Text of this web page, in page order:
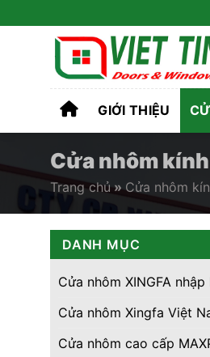
to
GIỚI THIỆU
Cửa nhôm kính
Trang chủ»Cửa nhôm
DANH MỤC
Cửa nhôm XINGFA nhập
Cửa nhôm Xingfa Việt
Cửa nhôm cao cấp